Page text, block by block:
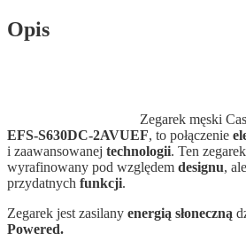
Opis
Zegarek męski
EFS-S630DC-2AVUEF, to połączenie
i zaawansowanej technologii. Ten
wyrafinowany pod względem designu,
przydatnych funkcji.
Zegarek jest zasilany energią słoneczną
Powered.